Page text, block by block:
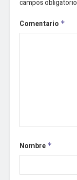
campos
Comentario *
Nombre *